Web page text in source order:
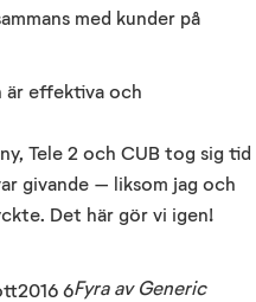
med kunder på
är effektiva och
Tele 2 och CUB tog sig tid
givande – liksom jag och
Det här gör vi igen!
Fyra av Generic